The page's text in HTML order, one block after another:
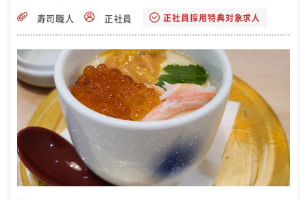
寿司職人 正社員 正社員採用特典対象求人